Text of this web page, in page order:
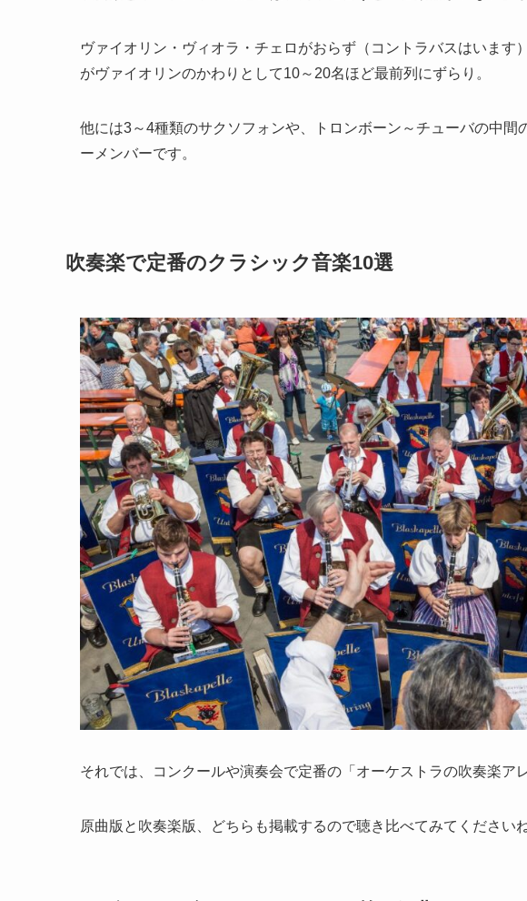
ヴァイオリン・ヴィオラ・チェロがおらず（コントラバスはいます
がヴァイオリンのかわりとして10～20名ほど最前列にずらり。
他には3～4種類のサクソフォンや、トロンボーン～チューバの中間
ーメンバーです。
吹奏楽で定番のクラシック音楽10選
それでは、コンクールや演奏会で定番の「オーケストラの吹奏楽ア
原曲版と吹奏楽版、どちらも掲載するので聴き比べてみてください